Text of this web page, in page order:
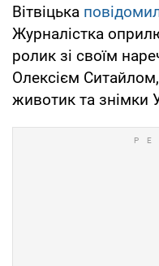
Вітвіцька
Журналістка
ролик зі своїм
Олексієм
животик та знімки